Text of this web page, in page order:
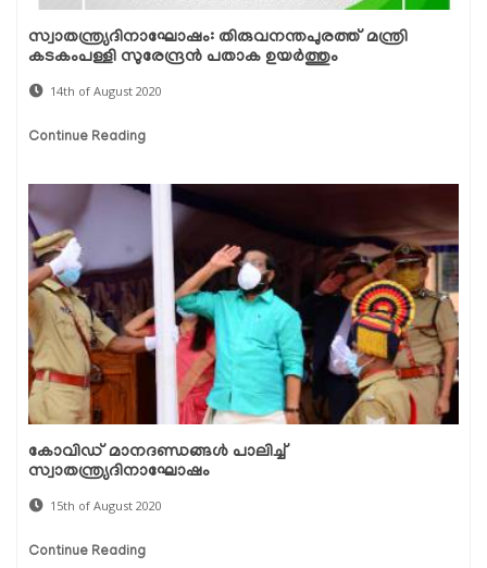
സ്വാതന്ത്ര്യദിനാഘോഷം: തിരുവനന്തപുരത്ത് മന്ത്രി
കടകംപള്ളി സുരേന്ദ്രൻ പതാക ഉയർത്തും
14th of August 2020
Continue Reading
കോവിഡ് മാനദണ്ഡങ്ങള്‍ പാലിച്ച്
സ്വാതന്ത്ര്യദിനാഘോഷം
15th of August 2020
Continue Reading